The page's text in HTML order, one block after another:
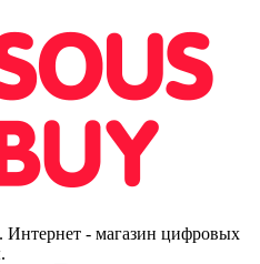
- магазин цифровых